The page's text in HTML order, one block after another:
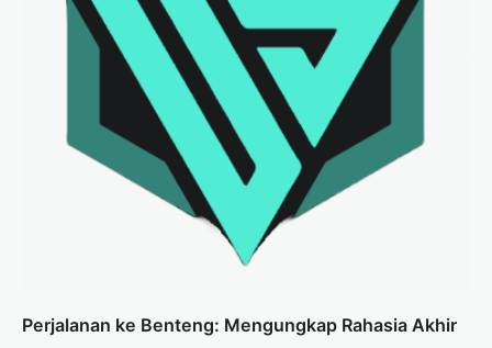
Perjalanan ke Benteng: Mengungkap Rahasia Akhir